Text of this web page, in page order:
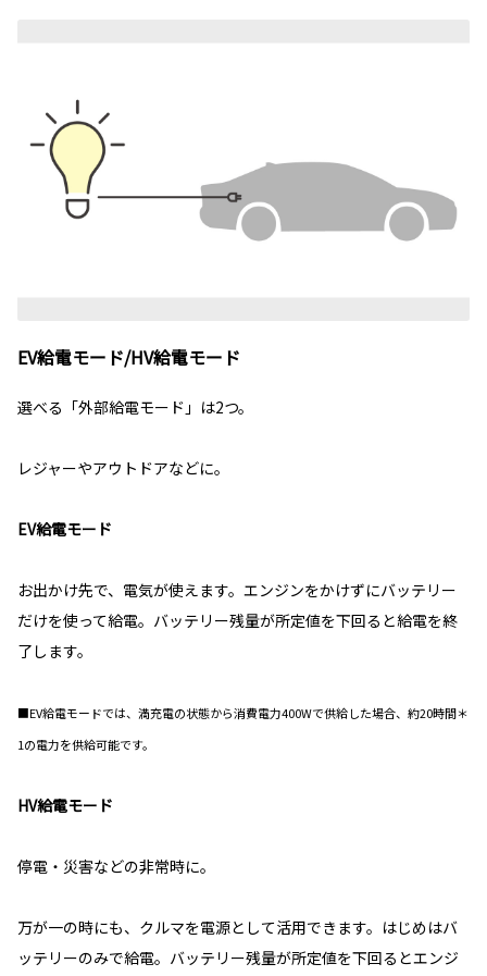
EV給電モード/HV給電モード
選べる「外部給電モード」は2つ。
レジャーやアウトドアなどに。
EV給電モード
お出かけ先で、電気が使えます。エンジンをかけずにバッテリー
だけを使って給電。バッテリー残量が所定値を下回ると給電を終
了します。
■EV給電モードでは、満充電の状態から消費電力400Wで供給した場合、約20時間＊
1の電力を供給可能です。
HV給電モード
停電・災害などの非常時に。
万が一の時にも、クルマを電源として活用できます。はじめはバ
ッテリーのみで給電。バッテリー残量が所定値を下回るとエンジ